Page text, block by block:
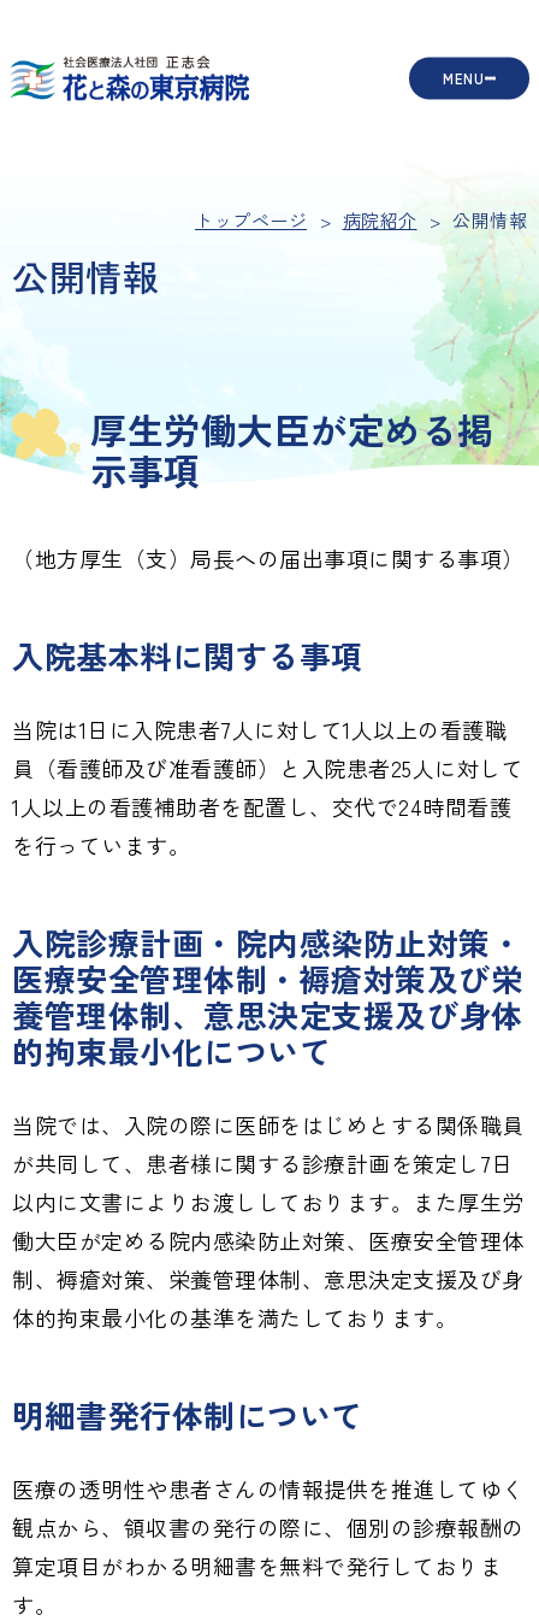
MENU
公開情報
トップページ 病院紹介 公開情報
厚生労働大臣が定める掲
示事項
（地方厚生（支）局長への届出事項に関する事項）
入院基本料に関する事項
当院は1日に入院患者7人に対して1人以上の看護職
員（看護師及び准看護師）と入院患者25人に対して
1人以上の看護補助者を配置し、交代で24時間看護
を行っています。
入院診療計画・院内感染防止対策・
医療安全管理体制・褥瘡対策及び栄
養管理体制、意思決定支援及び身体
的拘束最小化について
当院では、入院の際に医師をはじめとする関係職員
が共同して、患者様に関する診療計画を策定し7日
以内に文書によりお渡ししております。また厚生労
働大臣が定める院内感染防止対策、医療安全管理体
制、褥瘡対策、栄養管理体制、意思決定支援及び身
体的拘束最小化の基準を満たしております。
明細書発行体制について
医療の透明性や患者さんの情報提供を推進してゆく
観点から、領収書の発行の際に、個別の診療報酬の
算定項目がわかる明細書を無料で発行しておりま
す。